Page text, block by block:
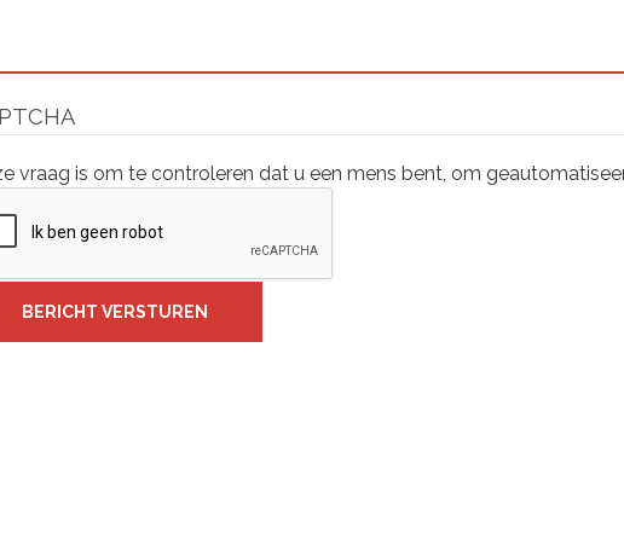
vraag is om te controleren dat u een mens bent, om